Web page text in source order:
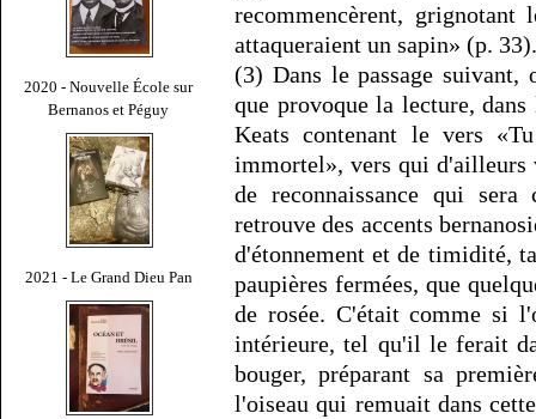
2020 - Nouvelle École sur
Bernanos et Péguy
2021 - Le Grand Dieu Pan
recommencèrent,
attaqueraient un sapin» (p. 33).
(3) Dans le passage suivant,
que provoque la lecture,
Keats contenant le vers
immortel», vers qui d'ailleurs
de reconnaissance qui
retrouve des accents
d'étonnement et de timidité,
paupières fermées, que
de rosée. C'était comme si
intérieure, tel qu'il le ferait
bouger, préparant sa
l'oiseau qui remuait dans